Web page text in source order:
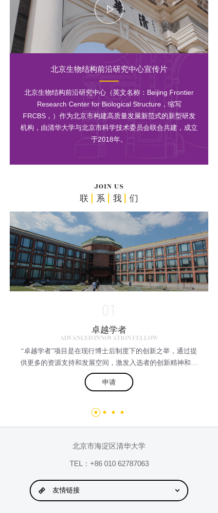
北京生物结构前沿研究中心宣传片
北京生物结构前沿研究中心（英文名称：Beijing Frontier
Research Center for Biological Structure，缩写
FRCBS，）作为北京市构建高质量发展新范式的新型研发
机构，由清华大学与北京市科学技术委员会联合共建，成立
于2018年。
JOIN US
联 系 我 们
01
卓越学者
ADVANCED INNOVATION FELLOW
“卓越学者”项目是在现行博士后制度下的创新之举，通过提
供更多的资源支持和发展空间，激发入选者的创新精神和工
作热情，敢于从事高难度的研究和工程项目。入选者将在多
名中心PI的共同指导下，参与或负责中心设立的特定研究项
年，最多参与两期。期满后，优秀者可申请加入中心，成为
补贴与国际水平的薪资奖金相当，详情可面议。
申请
北京市海淀区清华大学
TEL：+86 010 62787063